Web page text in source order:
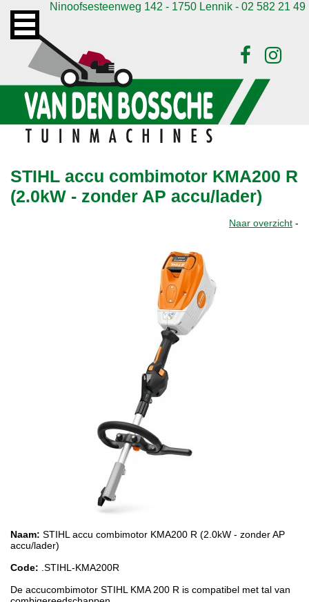
Ninoofsesteenweg 142 - 1750 Lennik - 02 582 21 49
STIHL accu combimotor KMA200 R
(2.0kW - zonder AP accu/lader)
Naar overzicht -
Naam: STIHL accu combimotor KMA200 R (2.0kW - zonder AP
accu/lader)
Code: .STIHL-KMA200R
De accucombimotor STIHL KMA 200 R is compatibel met tal van